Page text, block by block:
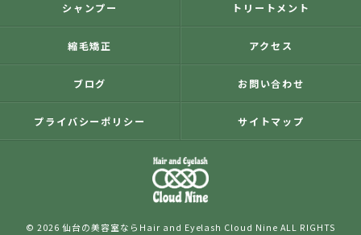
シャンプー トリートメント
縮毛矯正 アクセス
ブログ お問い合わせ
プライバシーポリシー サイトマップ
© 2026 仙台の美容室ならHair and Eyelash Cloud Nine ALL RIGHTS